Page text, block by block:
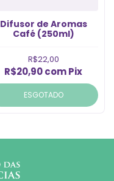
Difusor de Aromas
Café (250ml)
R$22,00
R$20,90comPix
ESGOTADO